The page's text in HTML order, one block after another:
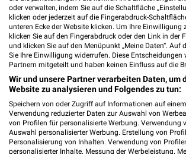
Gültig ab Mo. 10.08. Gültig ab Mo.
XXXLutz XXXLutz
oder verwalten, indem Sie auf die Schaltfläche
klicken oder jederzeit auf die Fingerabdruck-
unteren Ecke der Website klicken. Um Ihre Einwilligung
klicken Sie auf den Fingerabdruck oder den Link in der
und klicken Sie auf den Menüpunkt „Meine Daten“. Auf
Sie Ihre Einwilligung widerrufen. Diese Entscheidungen
Partnern mitgeteilt und haben keinen Einfluss auf die
Wir und unsere Partner verarbeiten Daten, um
Website zu analysieren und Folgendes zu tun:
Speichern von oder Zugriff auf Informationen auf
Verwendung reduzierter Daten zur Auswahl von
von Profilen für personalisierte Werbung. Verwendung
Auswahl personalisierter Werbung. Erstellung von
Personalisierung von Inhalten. Verwendung von
personalisierter Inhalte. Messung der Werbeleistung.